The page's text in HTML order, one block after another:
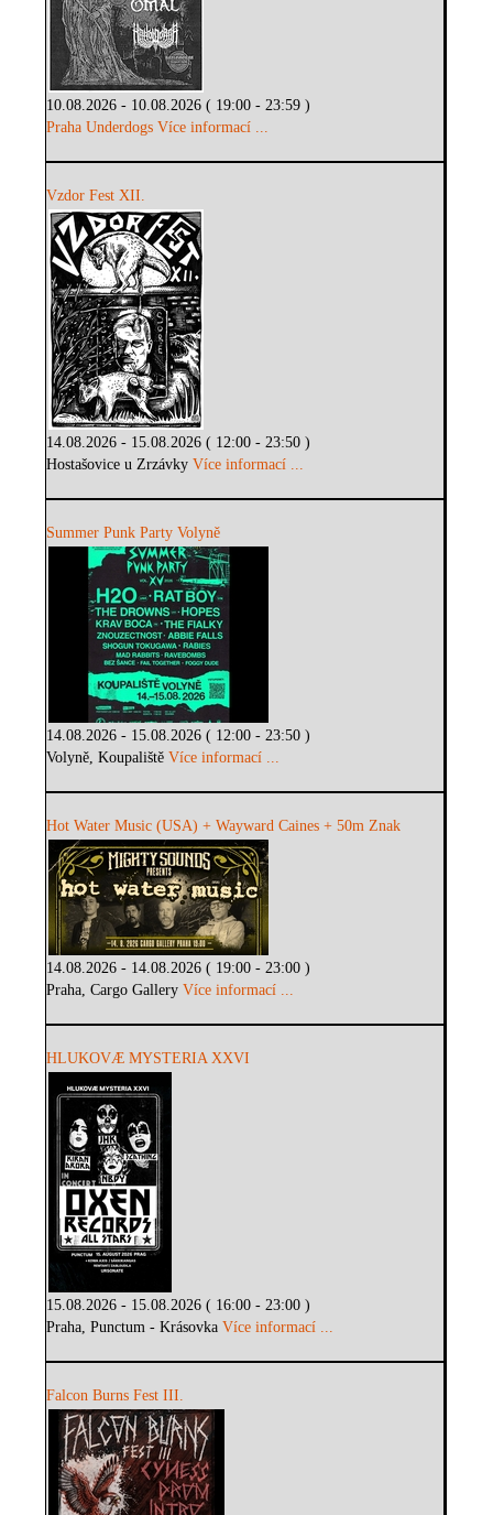
10.08.2026 - 10.08.2026 ( 19:00 - 23:59 )
Praha Underdogs Více informací ...
Vzdor Fest XII.
14.08.2026 - 15.08.2026 ( 12:00 - 23:50 )
Hostašovice u ZrzávkyVíce informací ...
Summer Punk Party Volyně
14.08.2026 - 15.08.2026 ( 12:00 - 23:50 )
Volyně, KoupalištěVíce informací ...
Hot Water Music (USA) + Wayward Caines + 50m Znak
14.08.2026 - 14.08.2026 ( 19:00 - 23:00 )
Praha, Cargo GalleryVíce informací ...
HLUKOVÆ MYSTERIA XXVI
15.08.2026 - 15.08.2026 ( 16:00 - 23:00 )
Praha, Punctum - KrásovkaVíce informací ...
Falcon Burns Fest III.